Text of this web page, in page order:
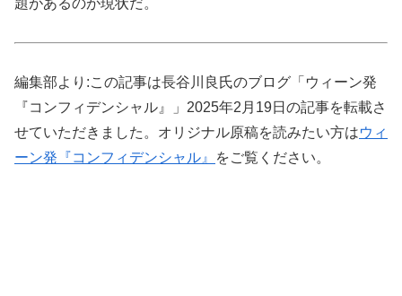
題があるのが現状だ。
編集部より:この記事は長谷川良氏のブログ「ウィーン発
『コンフィデンシャル』」2025年2月19日の記事を転載さ
せていただきました。オリジナル原稿を読みたい方はウィ
ーン発『コンフィデンシャル』
をご覧ください。